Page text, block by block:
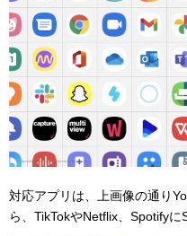
対応アプリは、上画像の通り
ら、TikTokやNetflix、Spotifyに